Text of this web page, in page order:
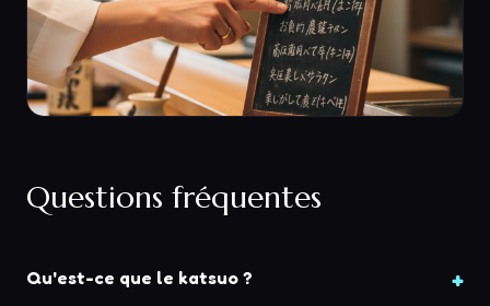
Questions fréquentes
Qu'est-ce que le katsuo ?